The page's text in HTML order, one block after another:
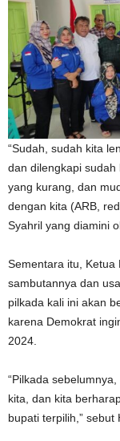
“Sudah, sudah kita
dan dilengkapi
yang kurang, dan
dengan kita (ARB,
Syahril yang diamini
Sementara itu, Ketua
sambutannya dan
pilkada kali ini akan
karena Demokrat
2024.
“Pilkada
kita, dan kita
bupati terpilih,” sebut